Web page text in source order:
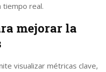
tiempo real.
mejorar la
visualizar métricas clave,